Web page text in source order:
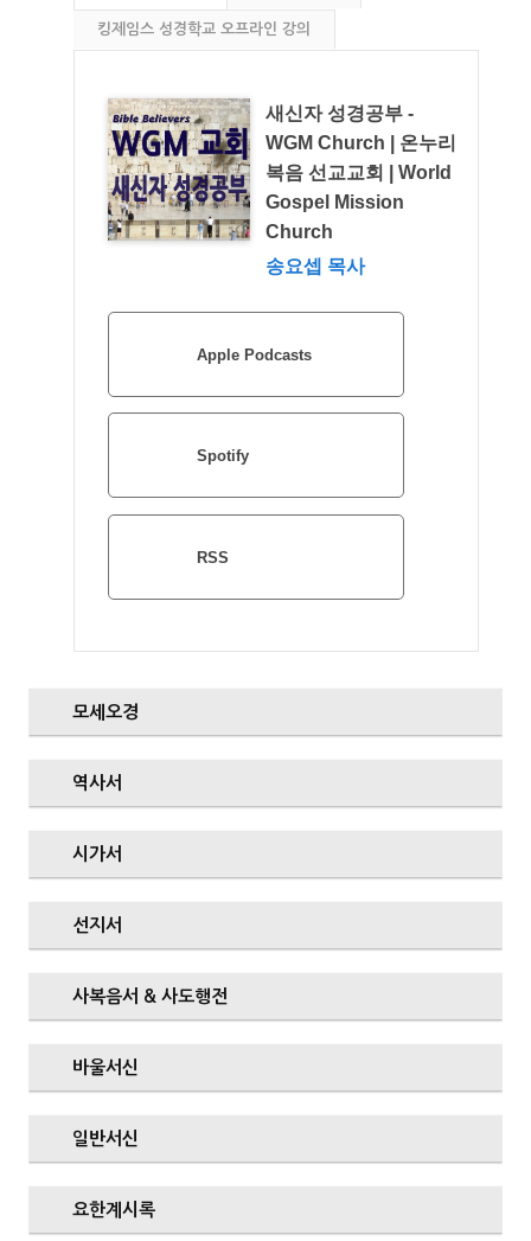
킹제임스 성경학교 오프라인 강의
새신자 성경공부 -
WGM Church | 온누리
복음 선교교회 | World
Gospel Mission
Church
송요셉 목사
Apple Podcasts
Spotify
RSS
모세오경
역사서
시가서
선지서
사복음서 & 사도행전
바울서신
일반서신
요한계시록